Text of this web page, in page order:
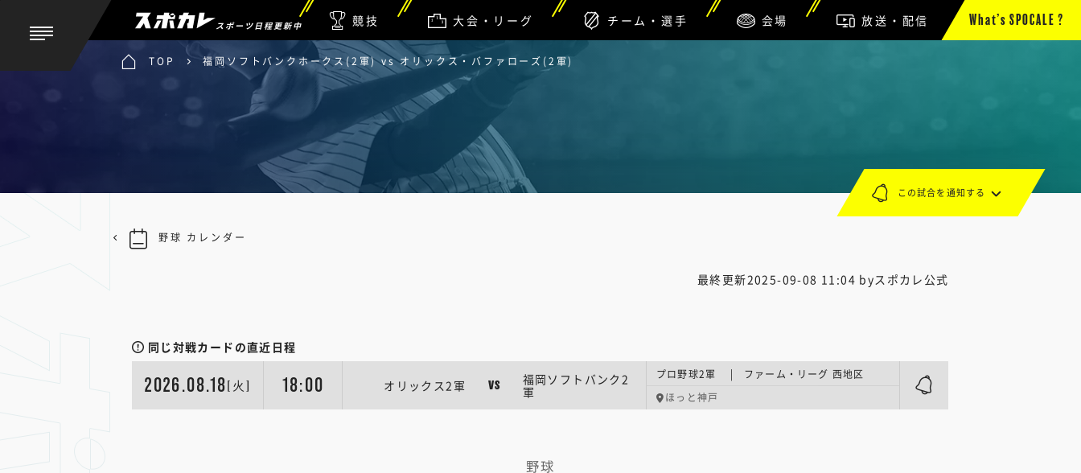
スポーツ日程更新中 競技 大会・リーグ チーム・選手 会場 放送・配信 What’s SPOCALE ?
TOP 福岡ソフトバンクホークス(2軍) vs オリックス・バファローズ(2軍)
最終更新2025-09-08 11:04 byスポカレ公式
同じ対戦カードの直近日程
2026.08.18[火] 18:00 オリックス2軍 VS
福岡ソフトバンク2
軍
プロ野球2軍 | ファーム・リーグ 西地区
ほっと神戸
野球
この試合を通知する
野球 カレンダー